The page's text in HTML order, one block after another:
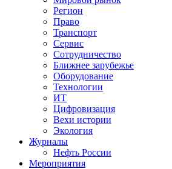
Регион
Право
Транспорт
Сервис
Сотрудничество
Ближнее зарубежье
Оборудование
Технологии
ИТ
Цифровизация
Вехи истории
Экология
Журналы
Нефть России
Мероприятия